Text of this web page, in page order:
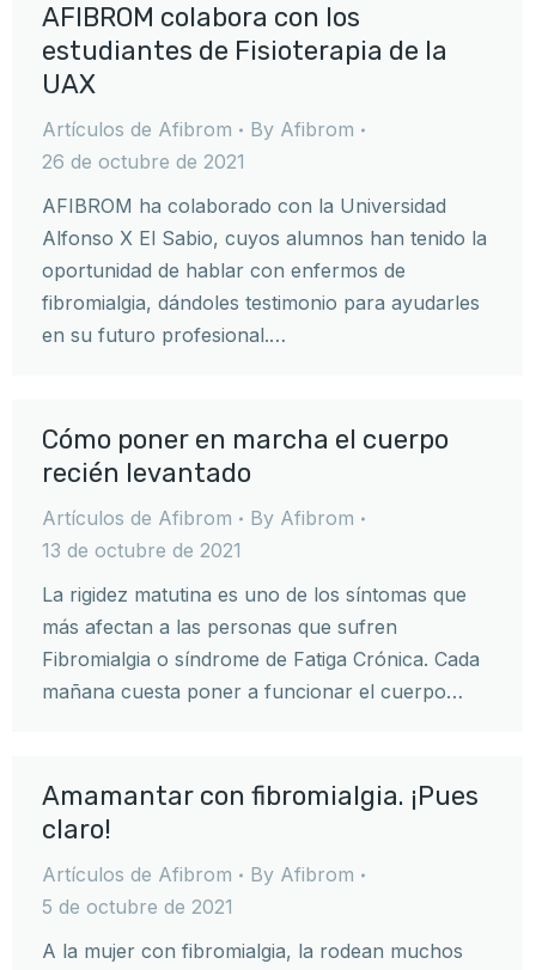
AFIBROM colabora con los
estudiantes de Fisioterapia de la
UAX
Artículos de Afibrom By Afibrom
26 de octubre de 2021
AFIBROM ha colaborado con la Universidad
Alfonso X El Sabio, cuyos alumnos han tenido la
oportunidad de hablar con enfermos de
fibromialgia, dándoles testimonio para ayudarles
en su futuro profesional.…
Cómo poner en marcha el cuerpo
recién levantado
Artículos de Afibrom By Afibrom
13 de octubre de 2021
La rigidez matutina es uno de los síntomas que
más afectan a las personas que sufren
Fibromialgia o síndrome de Fatiga Crónica. Cada
mañana cuesta poner a funcionar el cuerpo…
Amamantar con fibromialgia. ¡Pues
claro!
Artículos de Afibrom By Afibrom
5 de octubre de 2021
A la mujer con fibromialgia, la rodean muchos